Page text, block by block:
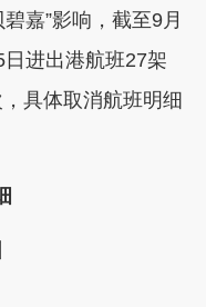
嘉”影响，截至9月
进出港航班27架
具体取消航班明细